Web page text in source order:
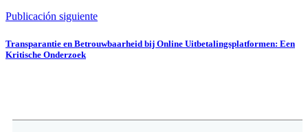
Publicación siguiente
Transparantie en Betrouwbaarheid bij Online Uitbetalingsplatformen: Een
Kritische Onderzoek